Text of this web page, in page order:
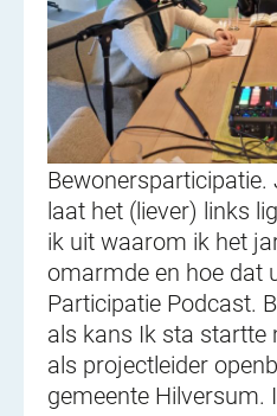
laat het (liever) links
ik uit waarom ik het
omarmde en hoe dat
Participatie Podcast.
als kans Ik sta startte
als projectleider
gemeente Hilversum.